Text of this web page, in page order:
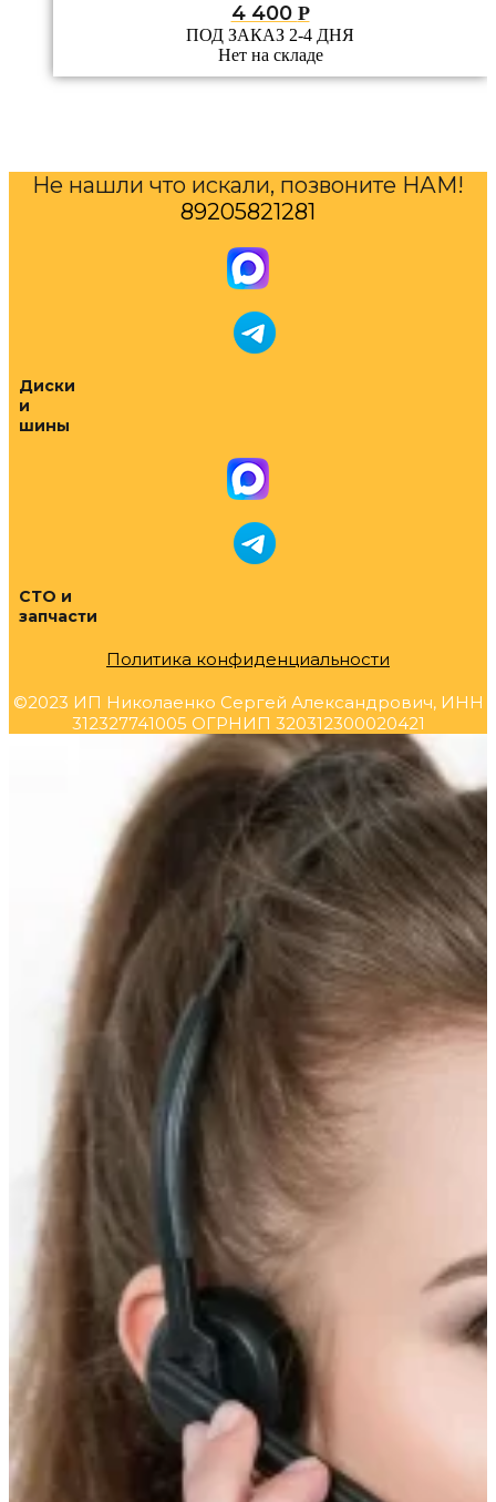
4 400 Р
ПОД ЗАКАЗ 2-4 ДНЯ
Нет на складе
Не нашли что искали, позвоните НАМ!
89205821281
Диски
и
шины
СТО и
запчасти
Политика конфиденциальности
©2023 ИП Николаенко Сергей Александрович, ИНН
312327741005 ОГРНИП 320312300020421